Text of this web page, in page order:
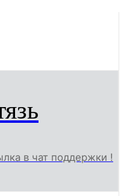
в чат поддержки !